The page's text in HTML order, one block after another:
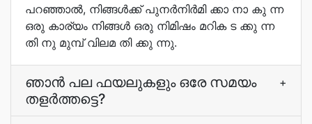
പറഞ്ഞാൽ, നിങ്ങൾക്ക് പുനർനിർമി ക്കാ നാ കു ന്ന
ഒരു കാര്യം നിങ്ങൾ ഒരു നിമിഷം മറിക ട ക്കു ന്ന
തി നു മുമ്പ് വിലമ തി ക്കു ന്നു.
ഞാന്‍ പല ഫയലുകളും ഒരേ സമയം
തളർത്തട്ടെ?
+